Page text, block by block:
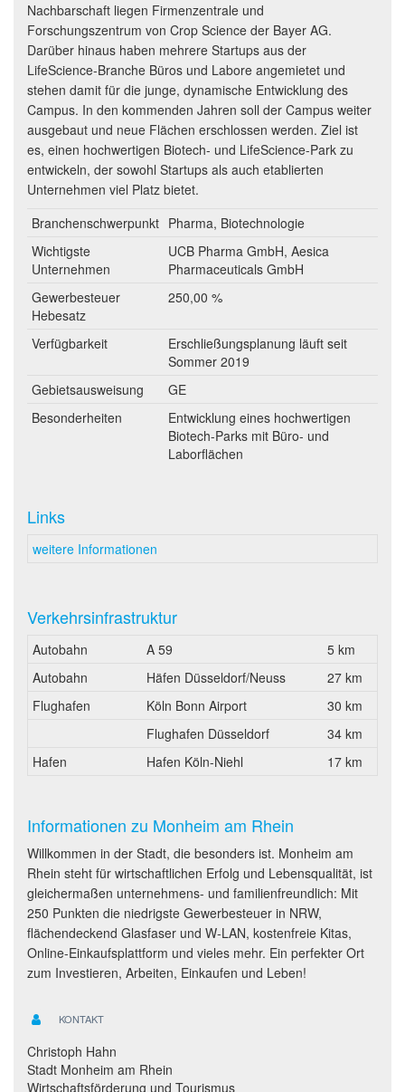
Nachbarschaft liegen Firmenzentrale und
Forschungszentrum von Crop Science der Bayer AG.
Darüber hinaus haben mehrere Startups aus der
LifeScience-Branche Büros und Labore angemietet und
stehen damit für die junge, dynamische Entwicklung des
Campus. In den kommenden Jahren soll der Campus weiter
ausgebaut und neue Flächen erschlossen werden. Ziel ist
es, einen hochwertigen Biotech- und LifeScience-Park zu
entwickeln, der sowohl Startups als auch etablierten
Unternehmen viel Platz bietet.
Branchenschwerpunkt Pharma, Biotechnologie
Wichtigste
Unternehmen
UCB Pharma GmbH, Aesica
Pharmaceuticals GmbH
Gewerbesteuer
Hebesatz
250,00 %
Verfügbarkeit
Erschließungsplanung läuft seit
Sommer 2019
Gebietsausweisung
GE
Besonderheiten
Entwicklung eines hochwertigen
Biotech-Parks mit Büro- und
Laborflächen
Links
weitere Informationen
Verkehrsinfrastruktur
Autobahn A 59
5 km
Autobahn
Häfen Düsseldorf/Neuss
27 km
Flughafen
Köln Bonn Airport
30 km
Flughafen Düsseldorf
34 km
Hafen
Hafen Köln-Niehl 17 km
Informationen zu Monheim am Rhein
Willkommen in der Stadt, die besonders ist. Monheim am
Rhein steht für wirtschaftlichen Erfolg und Lebensqualität, ist
gleichermaßen unternehmens- und familienfreundlich: Mit
250 Punkten die niedrigste Gewerbesteuer in NRW,
flächendeckend Glasfaser und W-LAN, kostenfreie Kitas,
Online-Einkaufsplattform und vieles mehr. Ein perfekter Ort
zum Investieren, Arbeiten, Einkaufen und Leben!
KONTAKT
Christoph Hahn
Stadt Monheim am Rhein
Wirtschaftsförderung und Tourismus